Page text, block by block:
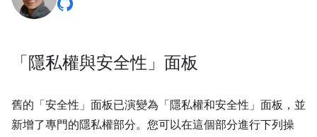
「隱私權與安全性」面板
舊的「安全性」 面板已演變為「隱私權和安全性」 面板，並
新增了專門的隱私權部分。您可以在這個部分進行下列操